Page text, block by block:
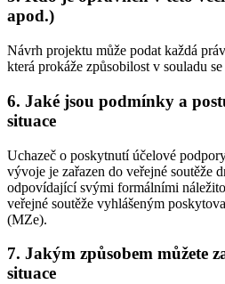
apod.)
Návrh projektu může podat každá
která prokáže způsobilost v souladu
6. Jaké jsou podmínky a
situace
Uchazeč o poskytnutí účelové
vývoje je zařazen do veřejné soutěže
odpovídající svými formálními
veřejné soutěže vyhlášeným
(MZe).
7. Jakým způsobem můžete
situace